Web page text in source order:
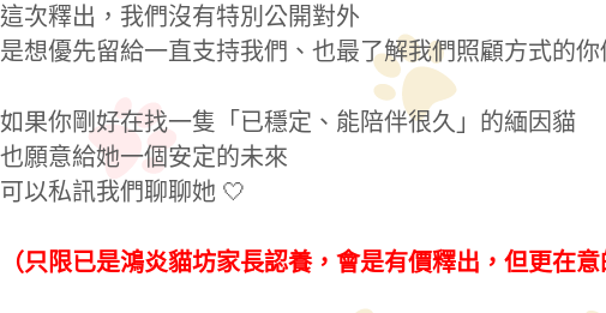
這次釋出，我們沒有特別公開對外
是想優先留給一直支持我們、也最了解我們照顧方式的你
如果你剛好在找一隻「已穩定、能陪伴很久」的緬因貓
也願意給她一個安定的未來
可以私訊我們聊聊她 🤍
（只限已是鴻炎貓坊家長認養，會是有價釋出，但更在